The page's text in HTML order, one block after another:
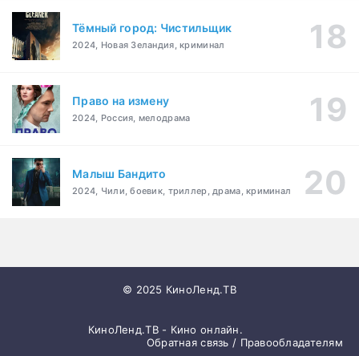
Тёмный город: Чистильщик
2024, Новая Зеландия, криминал
Право на измену
2024, Россия, мелодрама
Малыш Бандито
2024, Чили, боевик, триллер, драма, криминал
© 2025 КиноЛенд.ТВ
КиноЛенд.ТВ - Кино онлайн.
Обратная связь / Правообладателям